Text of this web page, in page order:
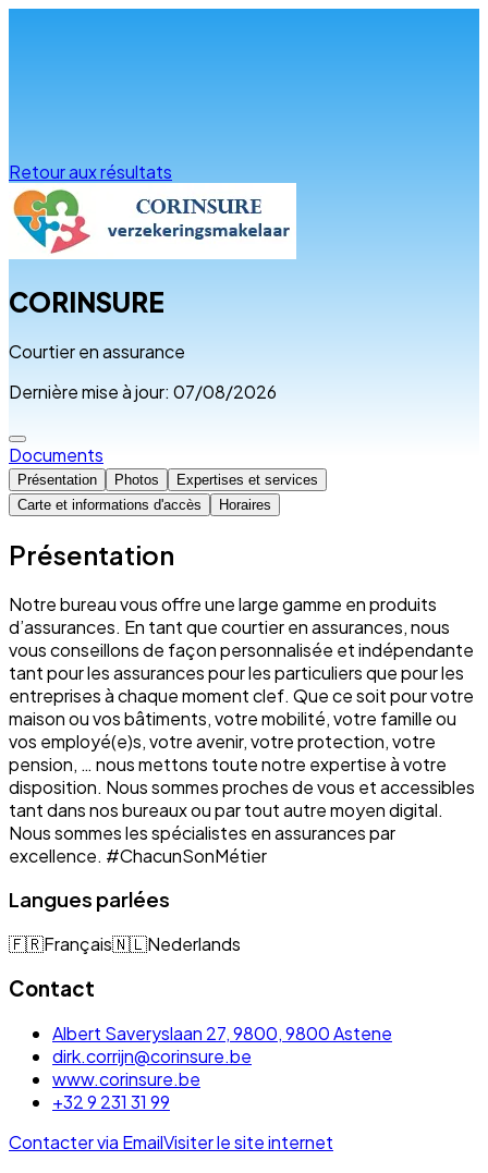
Retour aux résultats
CORINSURE
Courtier en assurance
Dernière mise à jour: 07/08/2026
Documents
Présentation Photos
Expertises et services
Carte et informations d'accès
Horaires
Présentation
Notre bureau vous offre une large gamme en produits
d’assurances. En tant que courtier en assurances, nous
vous conseillons de façon personnalisée et indépendante
tant pour les assurances pour les particuliers que pour les
entreprises à chaque moment clef. Que ce soit pour votre
maison ou vos bâtiments, votre mobilité, votre famille ou
vos employé(e)s, votre avenir, votre protection, votre
pension, … nous mettons toute notre expertise à votre
disposition. Nous sommes proches de vous et accessibles
tant dans nos bureaux ou par tout autre moyen digital.
Nous sommes les spécialistes en assurances par
excellence. #ChacunSonMétier
Langues parlées
🇫🇷Français🇳🇱Nederlands
Contact
Albert Saveryslaan 27, 9800, 9800 Astene
dirk.corrijn@corinsure.be
www.corinsure.be
+32 9 231 31 99
Contacter via EmailVisiter le site internet